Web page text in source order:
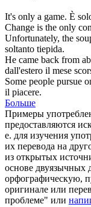
It's only a game. È
Change is the only
Unfortunately, the
soltanto tiepida.
He came back from
dall'estero il mese
Some people pursue
il piacere.
Больше
Примеры
предоставляются
е. для изучения
их перевода на
из открытых
основе
орфографическую,
оригинале или
проблеме" или